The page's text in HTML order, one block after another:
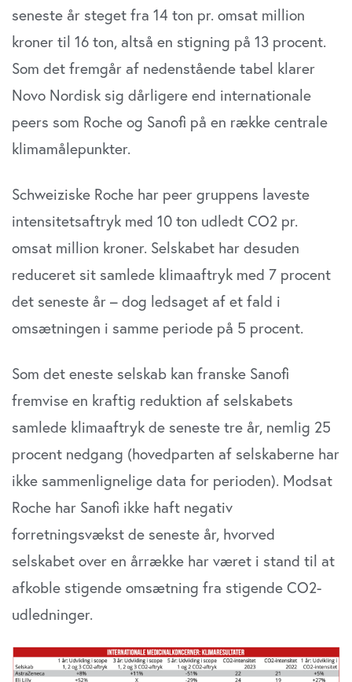
seneste år steget fra 14 ton pr. omsat million
kroner til 16 ton, altså en stigning på 13 procent.
Som det fremgår af nedenstående tabel klarer
Novo Nordisk sig dårligere end internationale
peers som Roche og Sanofi på en række centrale
klimamålepunkter.
Schweiziske Roche har peer gruppens laveste
intensitetsaftryk med 10 ton udledt CO2 pr.
omsat million kroner. Selskabet har desuden
reduceret sit samlede klimaaftryk med 7 procent
det seneste år – dog ledsaget af et fald i
omsætningen i samme periode på 5 procent.
Som det eneste selskab kan franske Sanofi
fremvise en kraftig reduktion af selskabets
samlede klimaaftryk de seneste tre år, nemlig 25
procent nedgang (hovedparten af selskaberne har
ikke sammenlignelige data for perioden). Modsat
Roche har Sanofi ikke haft negativ
forretningsvækst de seneste år, hvorved
selskabet over en årrække har været i stand til at
afkoble stigende omsætning fra stigende CO2-
udledninger.